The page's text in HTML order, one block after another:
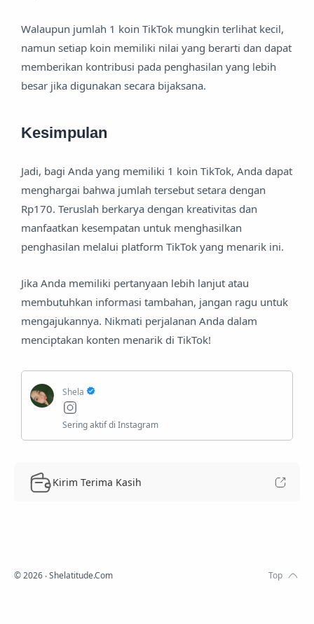
Walaupun jumlah 1 koin TikTok mungkin terlihat kecil,
namun setiap koin memiliki nilai yang berarti dan dapat
memberikan kontribusi pada penghasilan yang lebih
besar jika digunakan secara bijaksana.
Kesimpulan
Jadi, bagi Anda yang memiliki 1 koin TikTok, Anda dapat
menghargai bahwa jumlah tersebut setara dengan
Rp170. Teruslah berkarya dengan kreativitas dan
manfaatkan kesempatan untuk menghasilkan
penghasilan melalui platform TikTok yang menarik ini.
Jika Anda memiliki pertanyaan lebih lanjut atau
membutuhkan informasi tambahan, jangan ragu untuk
mengajukannya. Nikmati perjalanan Anda dalam
menciptakan konten menarik di TikTok!
Kirim Terima Kasih
©2026 ‧ Shelatitude.Com